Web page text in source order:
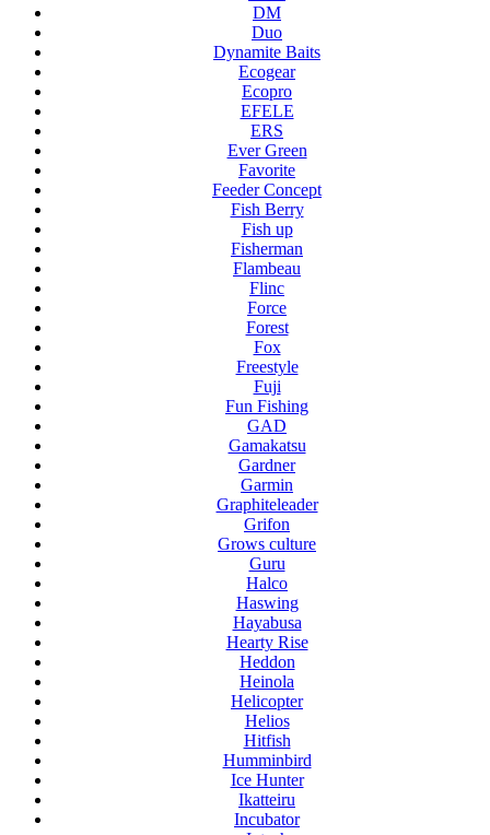
DM
Duo
Dynamite Baits
Ecogear
Ecopro
EFELE
ERS
Ever Green
Favorite
Feeder Concept
Fish Berry
Fish up
Fisherman
Flambeau
Flinc
Force
Forest
Fox
Freestyle
Fuji
Fun Fishing
GAD
Gamakatsu
Gardner
Garmin
Graphiteleader
Grifon
Grows culture
Guru
Halco
Haswing
Hayabusa
Hearty Rise
Heddon
Heinola
Helicopter
Helios
Hitfish
Humminbird
Ice Hunter
Ikatteiru
Incubator